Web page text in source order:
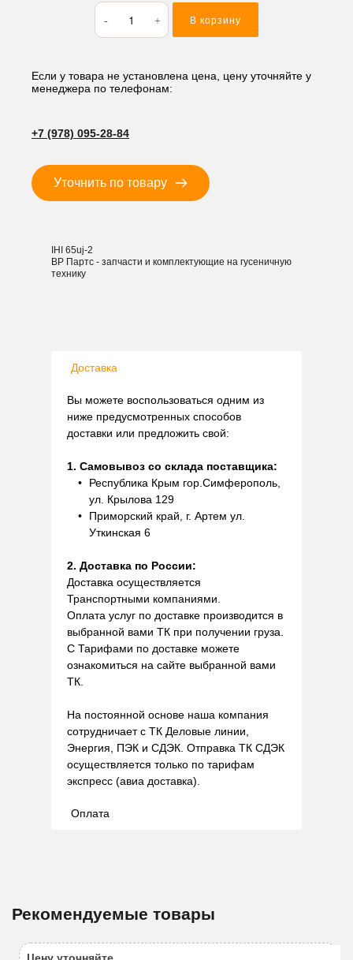
Количество
товара
Сальник
коллектора
ROI
В корзину
Если у товара не установлена цена, цену уточняйте у
менеджера по телефонам:
+7 (978) 095-28-84
Уточнить по товару
IHI 65uj-2
ВР Партс - запчасти и комплектующие на гусеничную
технику
Доставка
Вы можете воспользоваться одним из
ниже предусмотренных способов
доставки или предложить свой:
1. Самовывоз со склада поставщика:
Республика Крым гор.Симферополь,
ул. Крылова 129
Приморский край, г. Артем ул.
Уткинская 6
2. Доставка по России:
Доставка осуществляется
Транспортными компаниями.
Оплата услуг по доставке производится в
выбранной вами ТК при получении груза.
С Тарифами по доставке можете
ознакомиться на сайте выбранной вами
ТК.
На постоянной основе наша компания
сотрудничает с ТК Деловые линии,
Энергия, ПЭК и СДЭК. Отправка ТК СДЭК
осуществляется только по тарифам
экспресс (авиа доставка).
Оплата
Рекомендуемые товары